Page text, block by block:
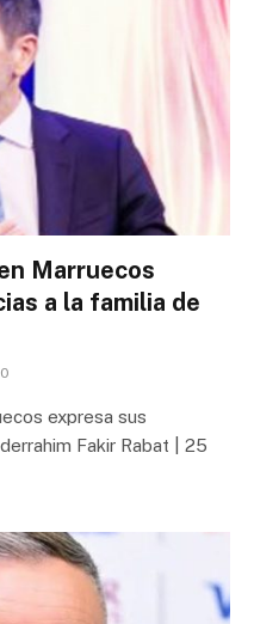
Marruecos
a la familia de
0
expresa sus
Fakir Rabat | 25